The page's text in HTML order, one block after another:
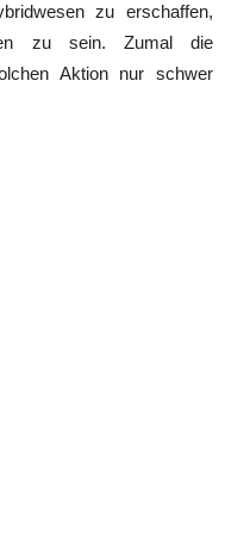
zu erschaffen,
zu sein. Zumal die
Aktion nur schwer